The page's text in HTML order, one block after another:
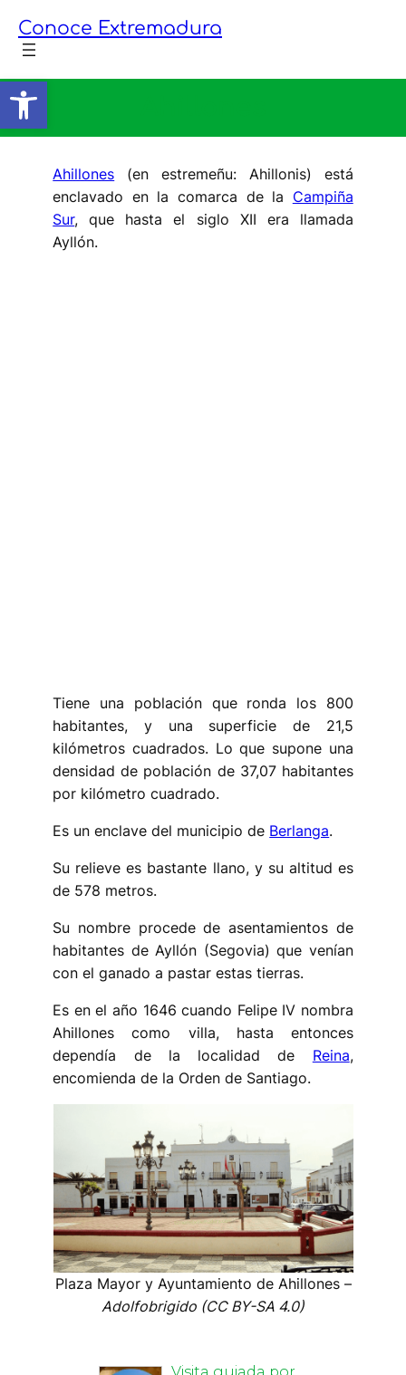
Abrir barra de herramientas
contenido
Conoce Extremadura
Ahillones (en estremeñu: Ahillonis) está
enclavado en la comarca de la Campiña
Sur, que hasta el siglo XII era llamada
Ayllón.
Tiene una población que ronda los 800
habitantes, y una superficie de 21,5
kilómetros cuadrados. Lo que supone una
densidad de población de 37,07 habitantes
por kilómetro cuadrado.
Es un enclave del municipio de Berlanga.
Su relieve es bastante llano, y su altitud es
de 578 metros.
Su nombre procede de asentamientos de
habitantes de Ayllón (Segovia) que venían
con el ganado a pastar estas tierras.
Es en el año 1646 cuando Felipe IV nombra
Ahillones como villa, hasta entonces
dependía de la localidad de Reina,
encomienda de la Orden de Santiago.
Plaza Mayor y Ayuntamiento de Ahillones –
Adolfobrigido (CC BY-SA 4.0)